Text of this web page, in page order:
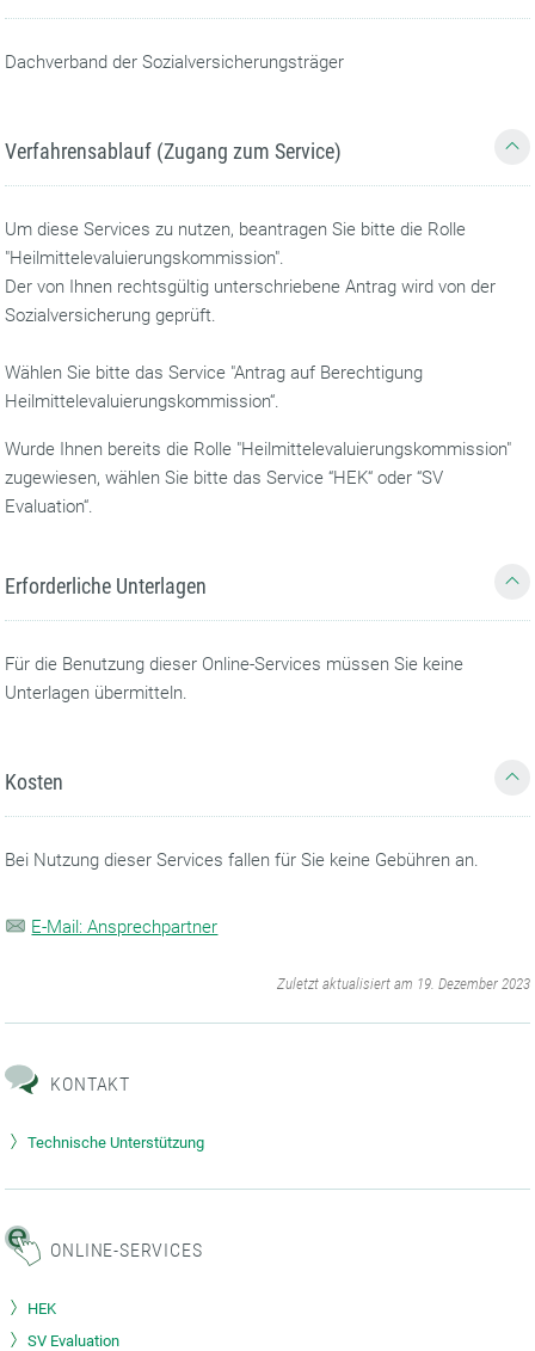
Dachverband der Sozialversicherungsträger
Verfahrensablauf (Zugang zum Service)
Um diese Services zu nutzen, beantragen Sie bitte die Rolle
"Heilmittelevaluierungskommission".
Der von Ihnen rechtsgültig unterschriebene Antrag wird von der
Sozialversicherung geprüft.
Wählen Sie bitte das Service "Antrag auf Berechtigung
Heilmittelevaluierungskommission“.
Wurde Ihnen bereits die Rolle "Heilmittelevaluierungskommission"
zugewiesen, wählen Sie bitte das Service “HEK“ oder “SV
Evaluation“.
Erforderliche Unterlagen
Für die Benutzung dieser Online-Services müssen Sie keine
Unterlagen übermitteln.
Kosten
Bei Nutzung dieser Services fallen für Sie keine Gebühren an.
E-Mail: Ansprechpartner
Zuletzt aktualisiert am 19. Dezember 2023
KONTAKT
Technische Unterstützung
ONLINE-SERVICES
HEK
SV Evaluation